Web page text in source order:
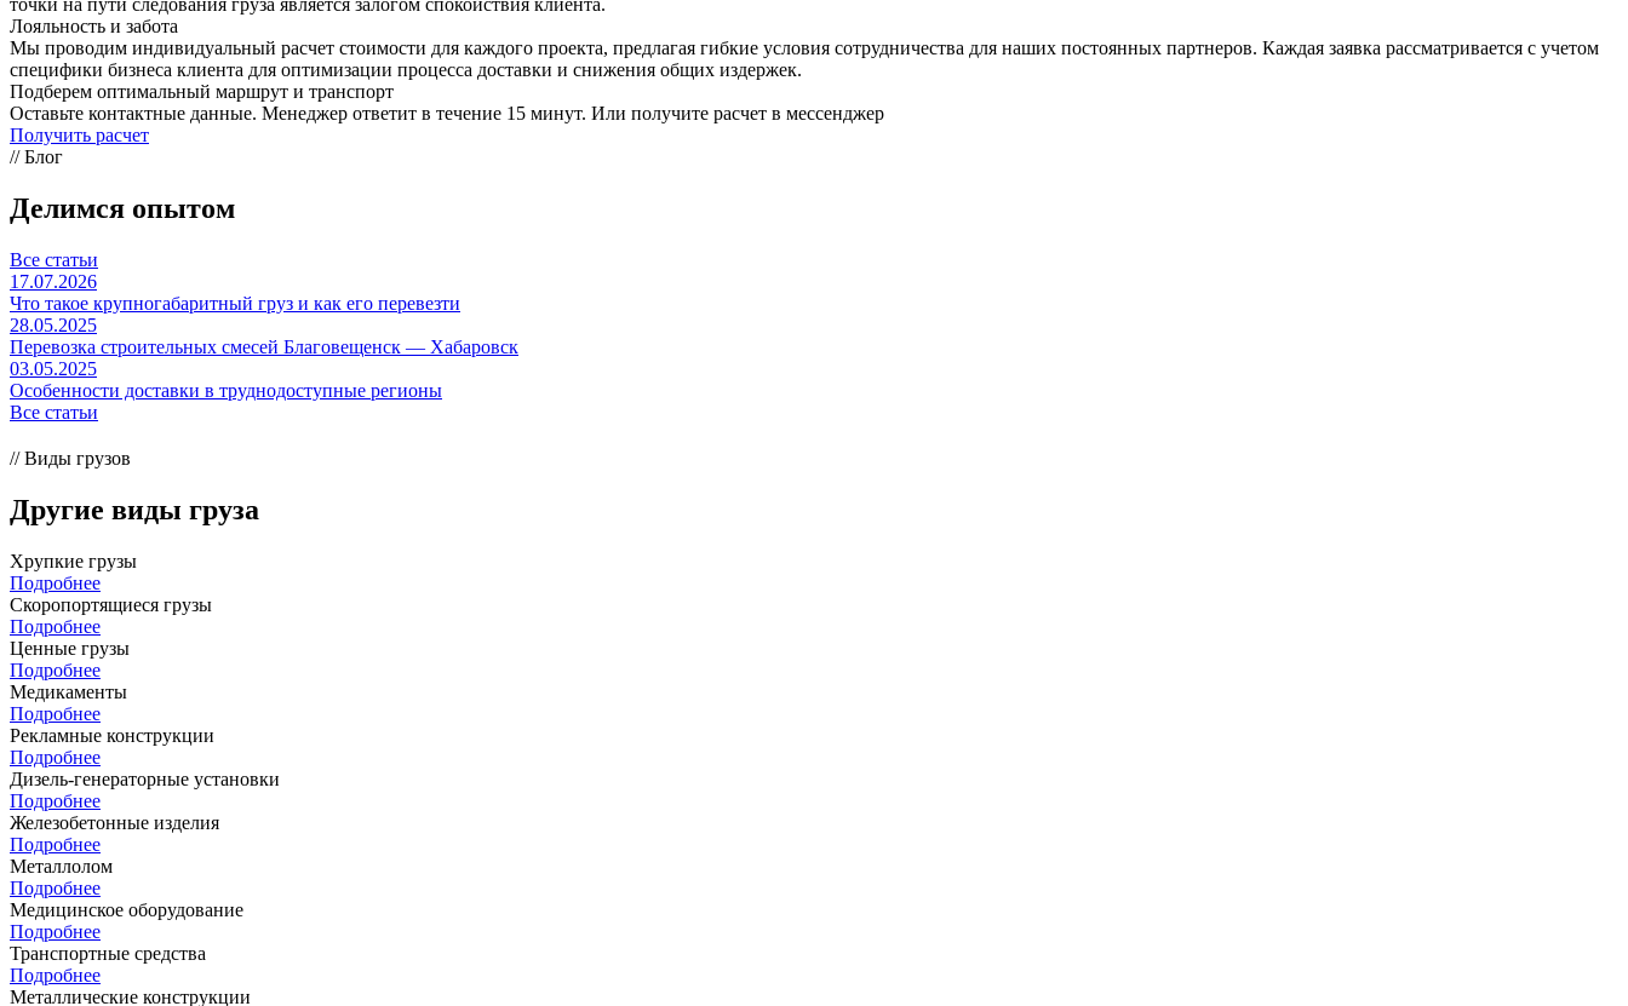
точки на пути следования груза является залогом спокойствия клиента.
Лояльность и забота
Мы проводим индивидуальный расчет стоимости для каждого проекта, предлагая гибкие условия сотрудничества для наших постоянных партнеров. Каждая заявка рассматривается с учетом
специфики бизнеса клиента для оптимизации процесса доставки и снижения общих издержек.
Подберем оптимальный маршрут и транспорт
Оставьте контактные данные. Менеджер ответит в течение 15 минут. Или получите расчет в мессенджер
Получить расчет
// Блог
Делимся опытом
Все статьи
17.07.2026
Что такое крупногабаритный груз и как его перевезти
28.05.2025
Перевозка строительных смесей Благовещенск — Хабаровск
03.05.2025
Особенности доставки в труднодоступные регионы
Все статьи
// Виды грузов
Другие виды груза
Хрупкие грузы
Подробнее
Скоропортящиеся грузы
Подробнее
Ценные грузы
Подробнее
Медикаменты
Подробнее
Рекламные конструкции
Подробнее
Дизель-генераторные установки
Подробнее
Железобетонные изделия
Подробнее
Металлолом
Подробнее
Медицинское оборудование
Подробнее
Транспортные средства
Подробнее
Металлические конструкции